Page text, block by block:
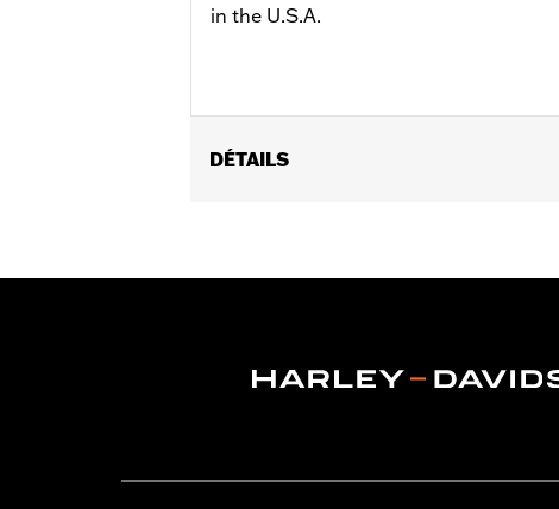
in the U.S.A.
DÉTAILS
Sold In Units:Pair